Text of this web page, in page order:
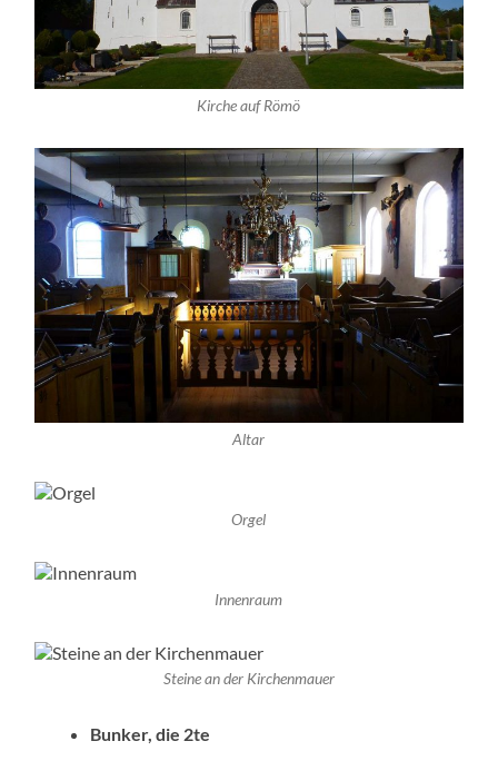
Kirche auf Römö
Altar
Orgel
Innenraum
Steine an der Kirchenmauer
Bunker, die 2te